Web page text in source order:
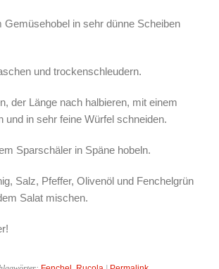
Gemüsehobel in sehr dünne Scheiben
und trockenschleudern.
der Länge nach halbieren, mit einem
und in sehr feine Würfel schneiden.
Sparschäler in Späne hobeln.
Salz, Pfeffer, Olivenöl und Fenchelgrün
Salat mischen.